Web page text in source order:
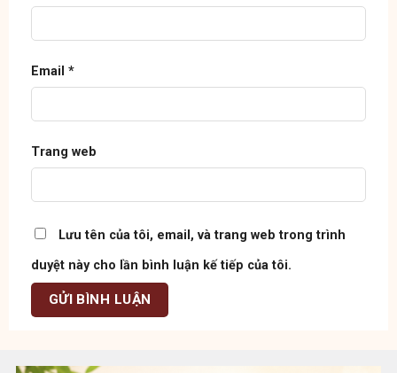
Email *
Trang web
Lưu tên của tôi, email, và trang web trong trình
duyệt này cho lần bình luận kế tiếp của tôi.